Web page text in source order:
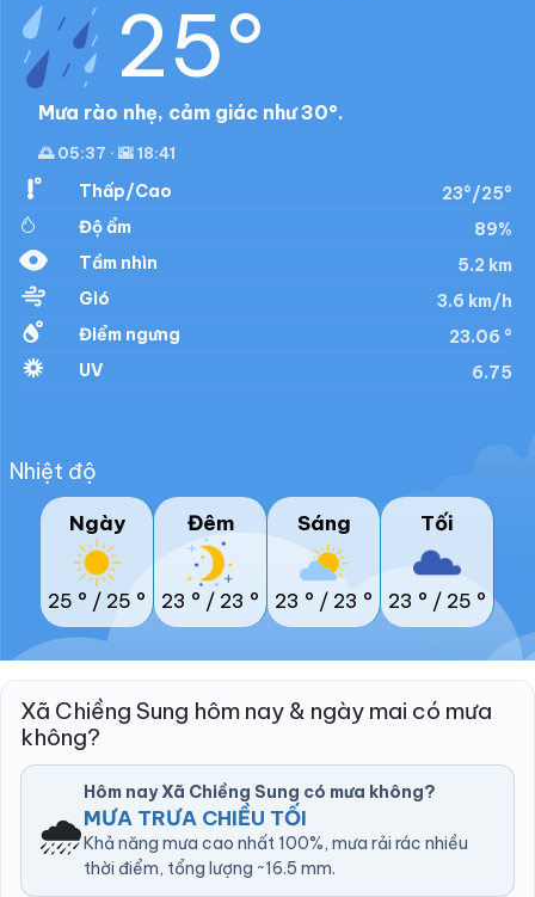
25°
Mưa rào nhẹ, cảm giác như 30°.
🌅 05:37 · 🌇 18:41
Thấp/Cao
23°/25°
Độ ẩm
89%
Tầm nhìn
5.2 km
Gió
3.6 km/h
Điểm ngưng
23.06 °
UV
6.75
Nhiệt độ
Ngày
25 ° / 25 °
Đêm
23 ° / 23 °
Sáng
23 ° / 23 °
Tối
23 ° / 25 °
Xã Chiềng Sung hôm nay & ngày mai có mưa
không?
🌧️
Hôm nay Xã Chiềng Sung có mưa không?
MƯA TRƯA CHIỀU TỐI
Khả năng mưa cao nhất 100%, mưa rải rác nhiều
thời điểm, tổng lượng ~16.5 mm.